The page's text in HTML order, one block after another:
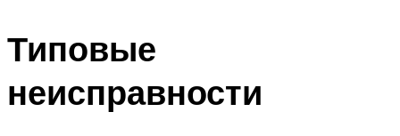
Типовые
неисправности